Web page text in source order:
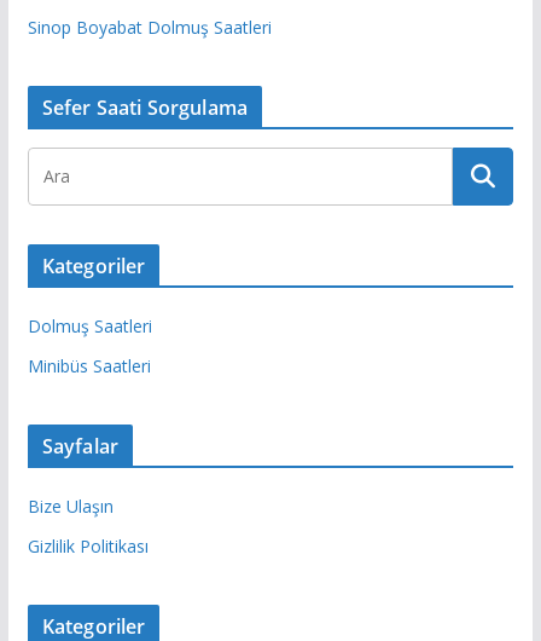
Sinop Boyabat Dolmuş Saatleri
Sefer Saati Sorgulama
Kategoriler
Dolmuş Saatleri
Minibüs Saatleri
Sayfalar
Bize Ulaşın
Gizlilik Politikası
Kategoriler